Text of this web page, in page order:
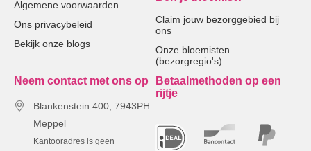
Algemene voorwaarden
Ons privacybeleid
Bekijk onze blogs
Claim jouw bezorggebied bij
ons
Onze bloemisten
(bezorgregio's)
Neem contact met ons op
Blankenstein 400, 7943PH
Meppel
Kantooradres is geen
Betaalmethoden op een
rijtje